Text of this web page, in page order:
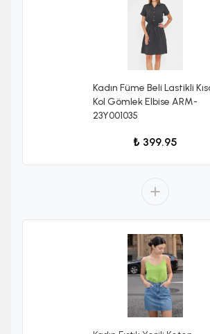
Kadın Füme Beli Lastikli
Kol Gömlek Elbise ARM-
23Y001035
₺ 399.95